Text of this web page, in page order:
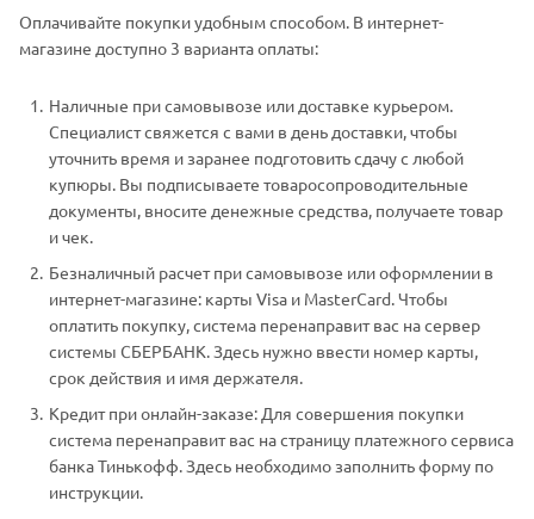
Оплачивайте покупки удобным способом. В интернет-
магазине доступно 3 варианта оплаты:
Наличные при самовывозе или доставке курьером.
Специалист свяжется с вами в день доставки, чтобы
уточнить время и заранее подготовить сдачу с любой
купюры. Вы подписываете товаросопроводительные
документы, вносите денежные средства, получаете товар
и чек.
Безналичный расчет при самовывозе или оформлении в
интернет-магазине: карты Visa и MasterCard. Чтобы
оплатить покупку, система перенаправит вас на сервер
системы СБЕРБАНК. Здесь нужно ввести номер карты,
срок действия и имя держателя.
Кредит при онлайн-заказе: Для совершения покупки
система перенаправит вас на страницу платежного сервиса
банка Тинькофф. Здесь необходимо заполнить форму по
инструкции.